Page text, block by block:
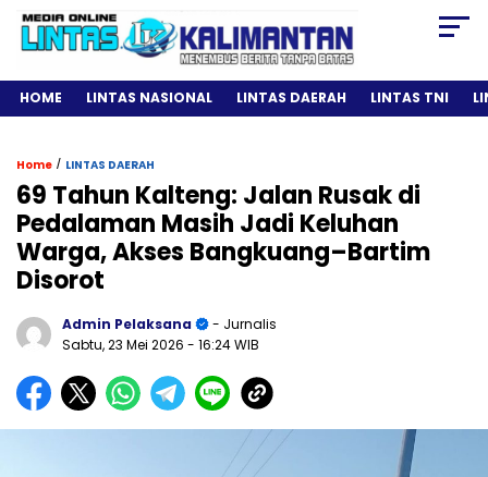
HOME LINTAS NASIONAL LINTAS DAERAH LINTAS TNI
Home / LINTAS DAERAH
69 Tahun Kalteng: Jalan Rusak di
Pedalaman Masih Jadi Keluhan
Warga, Akses Bangkuang–Bartim
Disorot
Admin Pelaksana
- Jurnalis
Sabtu, 23 Mei 2026 - 16:24 WIB